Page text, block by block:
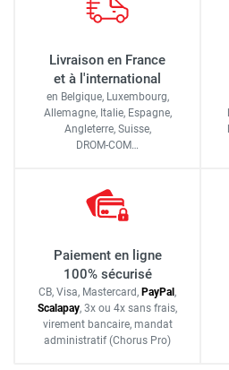
Livraison en France
et à l'international
en Belgique, Luxembourg,
Allemagne, Italie, Espagne,
Angleterre, Suisse,
DROM-COM…
Paiement en ligne
100% sécurisé
CB, Visa, Mastercard, PayPal ,
Scalapay, 3x ou 4x sans frais,
virement bancaire, mandat
administratif (Chorus Pro)